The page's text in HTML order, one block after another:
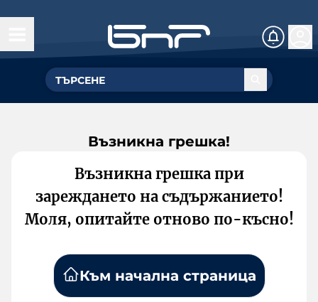
Възникна грешка!
Възникна грешка при
зареждането на съдържанието!
Моля, опитайте отново по-късно!
Към начална страница